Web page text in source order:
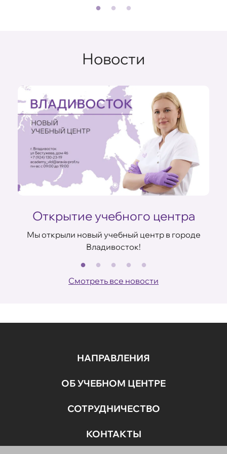
Новости
Открытие учебного центра
Мы открыли новый учебный центр в городе
Владивосток!
Смотреть все новости
НАПРАВЛЕНИЯ
ОБ УЧЕБНОМ ЦЕНТРЕ
СОТРУДНИЧЕСТВО
КОНТАКТЫ